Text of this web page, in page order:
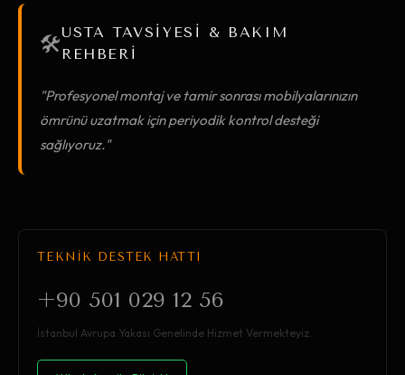
🛠️USTA TAVSİYESİ & BAKIM
REHBERİ
"Profesyonel montaj ve tamir sonrası mobilyalarınızın
ömrünü uzatmak için periyodik kontrol desteği
sağlıyoruz."
TEKNİK DESTEK HATTI
+90 501 029 12 56
İstanbul Avrupa Yakası Genelinde Hizmet Vermekteyiz.